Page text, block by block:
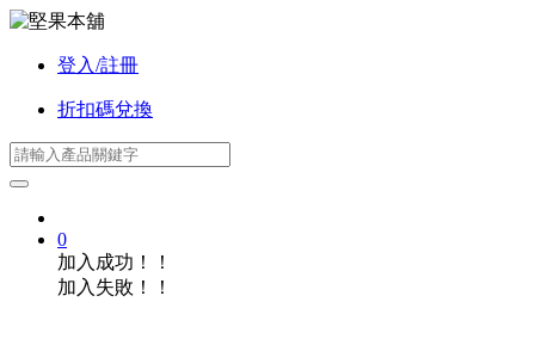
登入/註冊
折扣碼兌換
0
加入成功！！
加入失敗！！